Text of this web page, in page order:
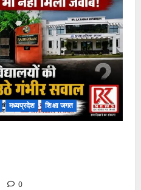
मध्यप्रदेश शिक्षा जगत
0